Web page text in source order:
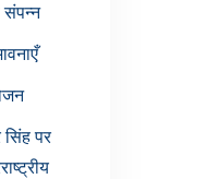
संपन्न
सिंह पर